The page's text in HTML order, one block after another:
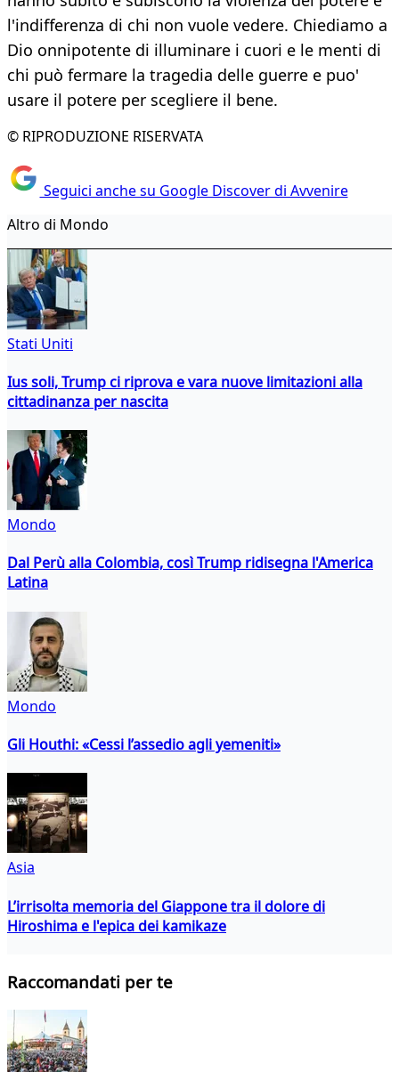
l'indifferenza di chi non vuole vedere. Chiediamo a
Dio onnipotente di illuminare i cuori e le menti di
chi può fermare la tragedia delle guerre e puo'
usare il potere per scegliere il bene.
© RIPRODUZIONE RISERVATA
Seguici anche su Google Discover di Avvenire
Altro di Mondo
Stati Uniti
Ius soli, Trump ci riprova e vara nuove limitazioni alla
cittadinanza per nascita
Mondo
Dal Perù alla Colombia, così Trump ridisegna l'America
Latina
Mondo
Gli Houthi: «Cessi l’assedio agli yemeniti»
Asia
L’irrisolta memoria del Giappone tra il dolore di
Hiroshima e l'epica dei kamikaze
Raccomandati per te